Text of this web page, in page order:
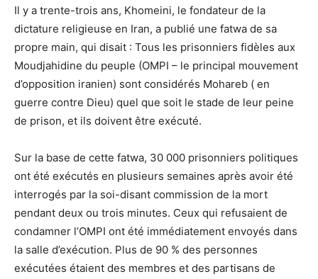
Il y a trente-trois ans, Khomeini, le fondateur de la
dictature religieuse en Iran, a publié une fatwa de sa
propre main, qui disait : Tous les prisonniers fidèles aux
Moudjahidine du peuple (OMPI – le principal mouvement
d’opposition iranien) sont considérés Mohareb ( en
guerre contre Dieu) quel que soit le stade de leur peine
de prison, et ils doivent être exécuté.
Sur la base de cette fatwa, 30 000 prisonniers politiques
ont été exécutés en plusieurs semaines après avoir été
interrogés par la soi-disant commission de la mort
pendant deux ou trois minutes. Ceux qui refusaient de
condamner l’OMPI ont été immédiatement envoyés dans
la salle d’exécution. Plus de 90 % des personnes
exécutées étaient des membres et des partisans de